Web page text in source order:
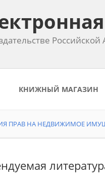
Российской
КНИЖНЫЙ МАГАЗИН
ПРАВ НА НЕДВИЖИМОЕ